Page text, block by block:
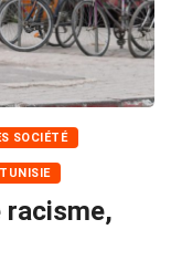
SOCIÉTÉ
TUNISIE
racisme,